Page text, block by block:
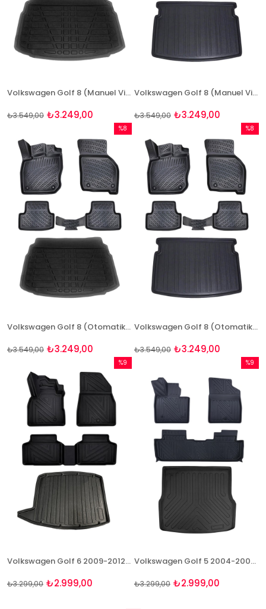
Volkswagen Golf 8 (Manuel Vites) 3D Paspas ve (Alt) Bagaj Seti Bizymo
₺3.249,00
₺3.549,00
Volkswagen Golf 8 (Manuel Vites) 3D Paspas ve (Üst) Bagaj Seti Bizymo
₺3.249,00
₺3.549,00
Volkswagen Golf 8 (Otomatik Vites) 3D Paspas ve (Alt) Bagaj Seti Bizymo
₺3.249,00
₺3.549,00
%8
Volkswagen Golf 8 (Otomatik Vites) 3D Paspas ve (Üst) Bagaj Seti Bizymo
₺3.249,00
₺3.549,00
%8
Volkswagen Golf 6 2009-2012 Uyumlu 4D Premium Paspas ve Bagaj Havuzu Seti Bizymo
₺2.999,00
₺3.299,00
%9
Volkswagen Golf 5 2004-2008 Uyumlu 4D Premium Paspas ve Bagaj Havuzu Seti Bizymo
₺2.999,00
₺3.299,00
%9